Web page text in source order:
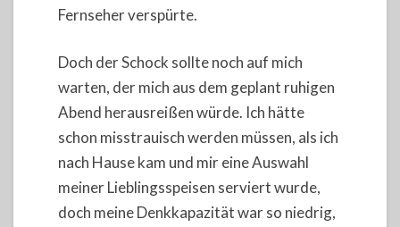
Fernseher verspürte.
Doch der Schock sollte noch auf mich
warten, der mich aus dem geplant ruhigen
Abend herausreißen würde. Ich hätte
schon misstrauisch werden müssen, als ich
nach Hause kam und mir eine Auswahl
meiner Lieblingsspeisen serviert wurde,
doch meine Denkkapazität war so niedrig,